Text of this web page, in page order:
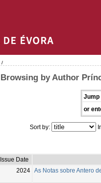
/
Browsing by Author
Jump
or
Sort by:
Issue Date
2024 As Notas sobre Antero